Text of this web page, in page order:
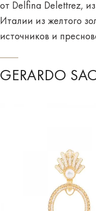
от Delfina Delettrez,
Италии из желтого
источников и
GERARDO